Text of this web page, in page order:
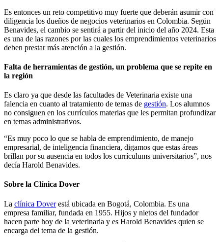
Es entonces un reto competitivo muy fuerte que deberán asumir con
diligencia los dueños de negocios veterinarios en Colombia. Según
Benavides, el cambio se sentirá a partir del inicio del año 2024. Esta
es una de las razones por las cuales los emprendimientos veterinarios
deben prestar más atención a la gestión.
Falta de herramientas de gestión, un problema que se repite en
la región
Es claro ya que desde las facultades de Veterinaria existe una
falencia en cuanto al tratamiento de temas de gestión. Los alumnos
no consiguen en los currículos materias que les permitan profundizar
en temas administrativos.
“Es muy poco lo que se habla de emprendimiento, de manejo
empresarial, de inteligencia financiera, digamos que estas áreas
brillan por su ausencia en todos los currículums universitarios”, nos
decía Harold Benavides.
Sobre la Clínica Dover
La clínica Doverestá ubicada en Bogotá, Colombia. Es una
empresa familiar, fundada en 1955. Hijos y nietos del fundador
hacen parte hoy de la veterinaria y es Harold Benavides quien se
encarga del tema de la gestión.